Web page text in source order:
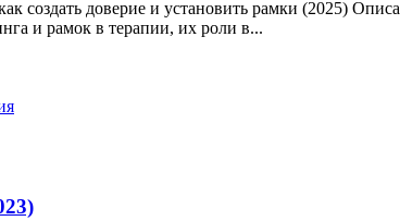
создать доверие и установить рамки (2025)
и рамок в терапии, их роли в...